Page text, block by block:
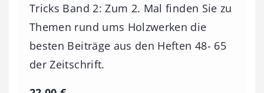
Tricks Band 2: Zum 2. Mal finden Sie zu
Themen rund ums Holzwerken die
besten Beiträge aus den Heften 48- 65
der Zeitschrift.